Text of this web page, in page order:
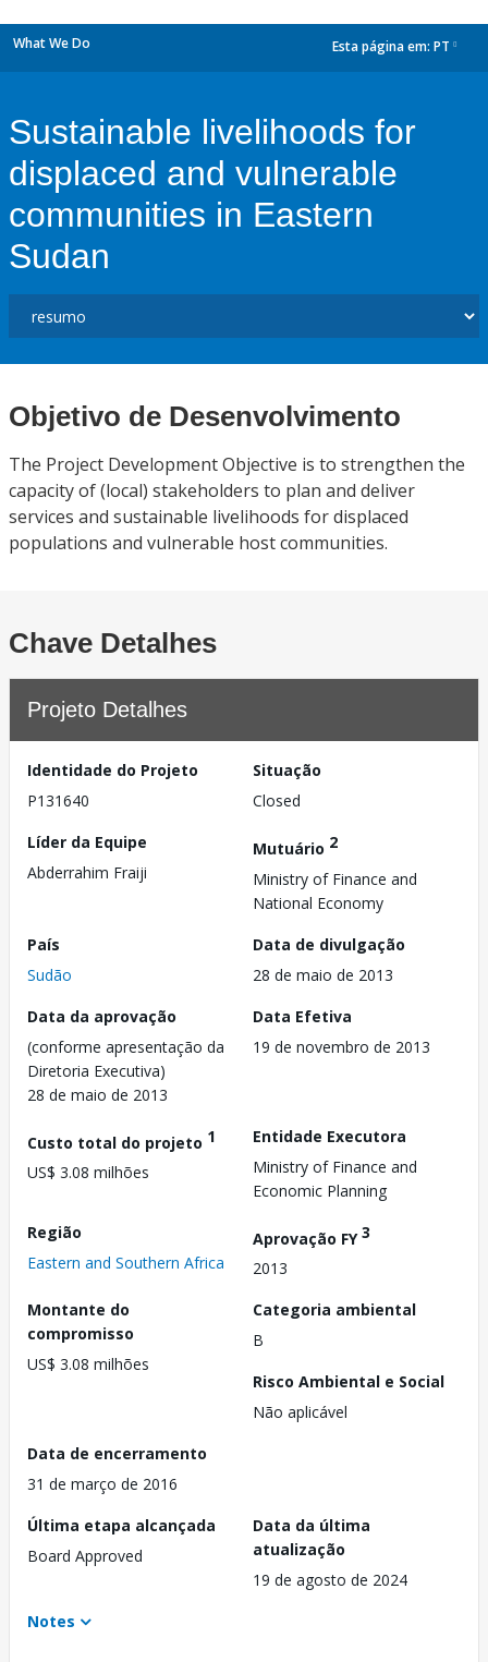
What We Do Esta página em: PT
Sustainable livelihoods for
displaced and vulnerable
communities in Eastern
Sudan
Objetivo de Desenvolvimento
The Project Development Objective is to strengthen the
capacity of (local) stakeholders to plan and deliver
services and sustainable livelihoods for displaced
populations and vulnerable host communities.
Chave Detalhes
Projeto Detalhes
Identidade do Projeto
P131640
Situação
Closed
Líder da Equipe
Abderrahim Fraiji
Mutuário 2
Ministry of Finance and
National Economy
País
Sudão
Data de divulgação
28 de maio de 2013
Data da aprovação
(conforme apresentação da
Diretoria Executiva)
28 de maio de 2013
Data Efetiva
19 de novembro de 2013
Custo total do projeto 1
US$ 3.08 milhões
Entidade Executora
Ministry of Finance and
Economic Planning
Região
Eastern and Southern Africa
Aprovação FY3
2013
Montante do
compromisso
US$ 3.08 milhões
Categoria ambiental
B
Risco Ambiental e Social
Não aplicável
Data de encerramento
31 de março de 2016
Última etapa alcançada
Board Approved
Data da última
atualização
19 de agosto de 2024
Notes